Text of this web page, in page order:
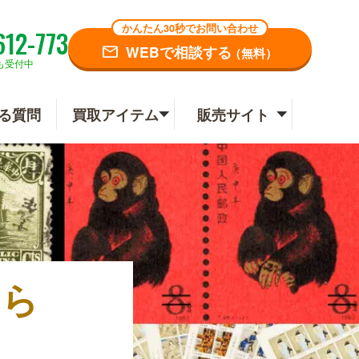
773
受付中
かんたん30秒でお問い合わせ
WEBで相談する（無料）
質問 買取アイテム 販売サイト